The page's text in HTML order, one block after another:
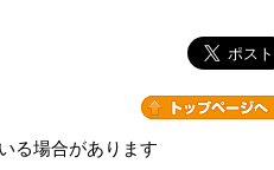
る場合があります